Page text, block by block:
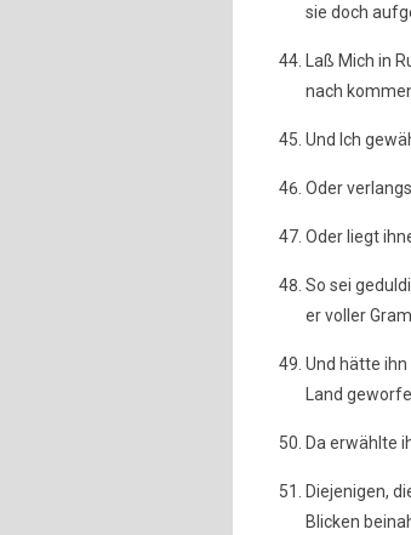
sie doch
Laß Mich in
nach
Und Ich
Oder
Oder liegt
So sei
er voller
Und hätte
Land
Da erwählte
Diejenigen,
Blicken